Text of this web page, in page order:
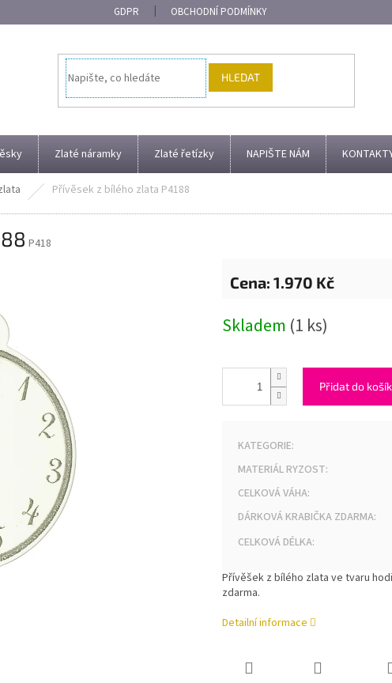
GDPR OBCHODNÍ PODMÍNKY
HLEDAT
Zlaté náramky Zlaté řetízky NAPIŠTE NÁM
Přívěsek z bílého zlata P4188
P418
1.970 Kč
cena:
Skladem (1 ks)
Přidat do
KATEGORIE:
MATERIÁL RYZOST:
CELKOVÁ VÁHA:
DÁRKOVÁ KRABIČKA ZDARMA:
CELKOVÁ DÉLKA:
Přívěšek z bílého zlata ve tvaru
zdarma.
Detailní informace